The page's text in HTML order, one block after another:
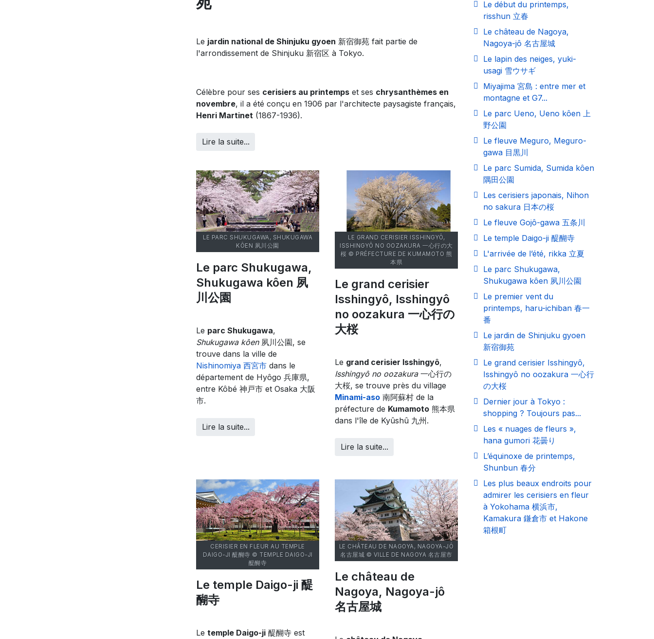
Le jardin national de Shinjuku gyoen 新宿御苑 fait partie de
l'arrondissement de Shinjuku 新宿区 à Tokyo.
Célèbre pour ses cerisiers au printemps et ses chrysanthèmes en
novembre, il a été conçu en 1906 par l'architecte paysagiste français,
Henri Martinet (1867-1936).
Lire la suite...
LE PARC SHUKUGAWA, SHUKUGAWA
KÔEN 夙川公園
Le parc Shukugawa,
Shukugawa kôen 夙
川公園
Le parc Shukugawa,
Shukugawa kôen夙川公園, se
trouve dans la ville de
Nishinomiya 西宮市 dans le
département de Hyôgo 兵庫県,
entre Kôbé 神戸市 et Osaka 大阪
市.
Lire la suite...
LE GRAND CERISIER ISSHINGYÔ,
ISSHINGYÔ NO OOZAKURA 一心行の大
桜 © PRÉFECTURE DE KUMAMOTO 熊
本県
Le grand cerisier
Isshingyô, Isshingyô
no oozakura 一心行の
大桜
Le grand cerisier Isshingyô,
Isshingyô no oozakura一心行の
大桜, se trouve près du village
Minami-aso 南阿蘇村 de la
préfecture de Kumamoto 熊本県
dans l'île de Kyûshû 九州.
Lire la suite...
CERISIER EN FLEUR AU TEMPLE
DAIGO-JI 醍醐寺 © TEMPLE DAIGO-JI
醍醐寺
Le temple Daigo-ji 醍
醐寺
Le temple Daigo-ji 醍醐寺 est
LE CHÂTEAU DE NAGOYA, NAGOYA-JÔ
名古屋城 © VILLE DE NAGOYA 名古屋市
Le château de
Nagoya, Nagoya-jô
名古屋城
Le début du printemps,
risshun 立春
Le château de Nagoya,
Nagoya-jô 名古屋城
Le lapin des neiges, yuki-
usagi 雪ウサギ
Miyajima 宮島 : entre mer et
montagne et G7...
Le parc Ueno, Ueno kôen 上
野公園
Le fleuve Meguro, Meguro-
gawa 目黒川
Le parc Sumida, Sumida kôen
隅田公園
Les cerisiers japonais, Nihon
no sakura 日本の桜
Le fleuve Gojô-gawa 五条川
Le temple Daigo-ji 醍醐寺
L'arrivée de l’été, rikka 立夏
Le parc Shukugawa,
Shukugawa kôen 夙川公園
Le premier vent du
printemps, haru-ichiban 春一
番
Le jardin de Shinjuku gyoen
新宿御苑
Le grand cerisier Isshingyô,
Isshingyô no oozakura 一心行
の大桜
Dernier jour à Tokyo :
shopping ? Toujours pas...
Les « nuages de fleurs »,
hana gumori 花曇り
L’équinoxe de printemps,
Shunbun 春分
Les plus beaux endroits pour
admirer les cerisiers en fleur
à Yokohama 横浜市,
Kamakura 鎌倉市 et Hakone
箱根町